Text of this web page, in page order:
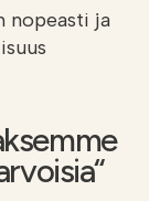
nopeasti ja